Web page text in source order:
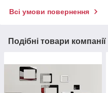
Всі умови повернення
Подібні товари компанії